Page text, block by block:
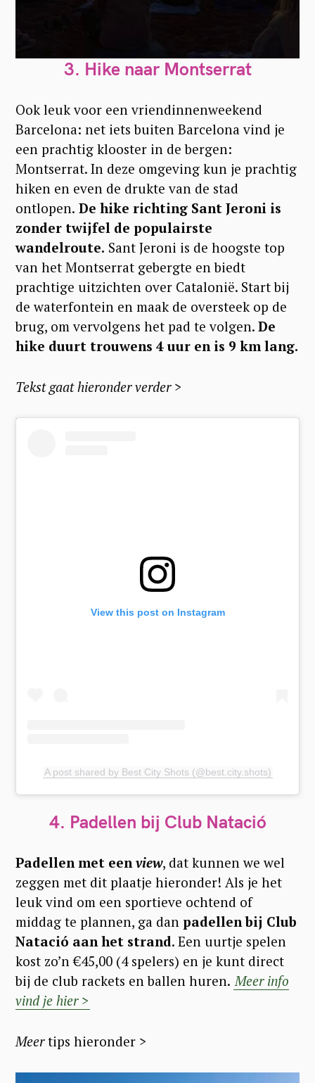
3. Hike naar Montserrat
Ook leuk voor een vriendinnenweekend
Barcelona: net iets buiten Barcelona vind je
een prachtig klooster in de bergen:
Montserrat. In deze omgeving kun je prachtig
hiken en even de drukte van de stad
ontlopen. De hike richting Sant Jeroni is
zonder twijfel de populairste
wandelroute. Sant Jeroni is de hoogste top
van het Montserrat gebergte en biedt
prachtige uitzichten over Catalonië. Start bij
de waterfontein en maak de oversteek op de
brug, om vervolgens het pad te volgen. De
hike duurt trouwens 4 uur en is 9 km lang.
Tekst gaat hieronder verder >
View this post on Instagram
A post shared by Best City Shots (@best.city.shots)
4. Padellen bij Club Natació
Padellen met een view, dat kunnen we wel
zeggen met dit plaatje hieronder! Als je het
leuk vind om een sportieve ochtend of
middag te plannen, ga dan padellen bij Club
Natació aan het strand. Een uurtje spelen
kost zo’n €45,00 (4 spelers) en je kunt direct
bij de club rackets en ballen huren. Meer info
vind je hier >
Meertips hieronder >